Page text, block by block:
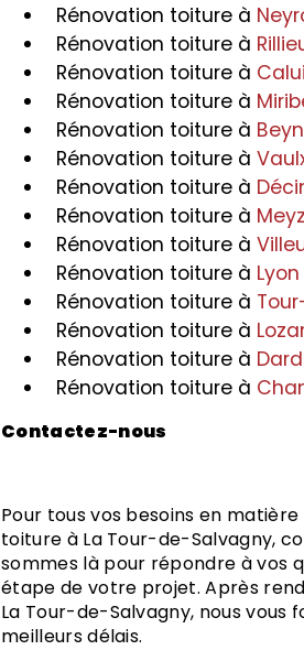
Rénovation toiture à
Rénovation toiture à
Rénovation toiture à
Rénovation toiture à
Rénovation toiture à
Rénovation toiture à
Rénovation toiture à
Rénovation toiture à
Rénovation toiture à
Rénovation toiture à Lyon
Rénovation toiture à
Rénovation toiture à
Rénovation toiture à
Rénovation toiture à
Contactez-nous
Pour tous vos besoins en matière de rénovation et de réparation de
toiture à La Tour-de-Salvagny,
sommes là pour répondre à vos
étape de votre projet. Après
La Tour-de-Salvagny, nous vous
meilleurs délais.